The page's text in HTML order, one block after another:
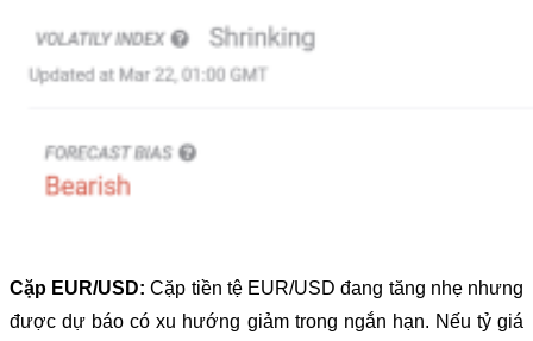
Cặp EUR/USD:Cặp tiền tệ EUR/USD đang tăng nhẹ nhưng
được dự báo có xu hướng giảm trong ngắn hạn. Nếu tỷ giá